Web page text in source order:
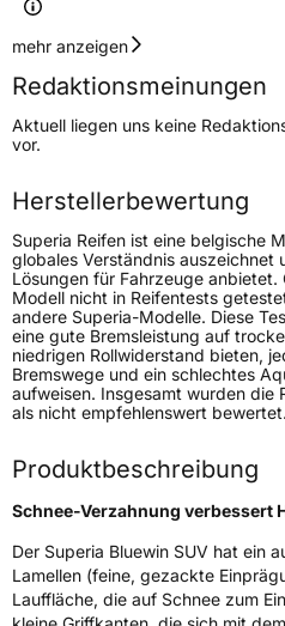
Geschwindigkeitsindex
Höchstgeschwindigkeit
210 km/h
Lastindex99
Höchstlast775 kg
Generelle Merkmale
FahrzeugtypSUV
VerwendungWinterreifen
ModellnameBluewin SUV
FahrzeugartPKW & SUV
Weitere Eigenschaften
SchlauchtypTL
ZustandNeureifen
mehr anzeigen
Redaktionsmeinungen
Aktuell liegen uns keine
vor.
Herstellerbewertung
Superia Reifen ist eine belgische
globales Verständnis auszeichnet
Lösungen für Fahrzeuge
Modell nicht in Reifentests
andere Superia-Modelle. Diese
eine gute Bremsleistung auf
niedrigen Rollwiderstand bieten,
Bremswege und ein schlechtes
aufweisen. Insgesamt wurden die
als nicht empfehlenswert bewertet.
Produktbeschreibung
Schnee-Verzahnung verbessert
Der Superia Bluewin SUV hat ein
Lamellen (feine, gezackte
Lauffläche, die auf Schnee zum